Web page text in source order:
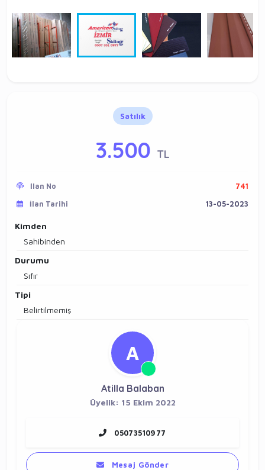
Satılık
3.500 TL
İlan No
741
İlan Tarihi
13-05-2023
Kimden
Sahibinden
Durumu
Sıfır
Tipi
Belirtilmemiş
A
Atilla Balaban
Üyelik: 15 Ekim 2022
05073510977
Mesaj Gönder